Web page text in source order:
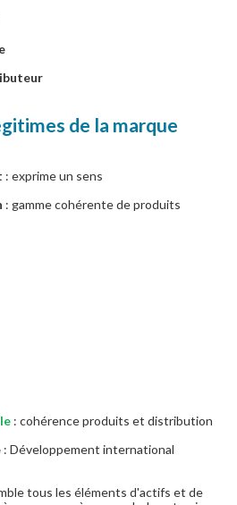
de la marque
: exprime un sens
: gamme cohérente de produits
: cohérence produits et distribution
: Développement international
tous les éléments d'actifs et de